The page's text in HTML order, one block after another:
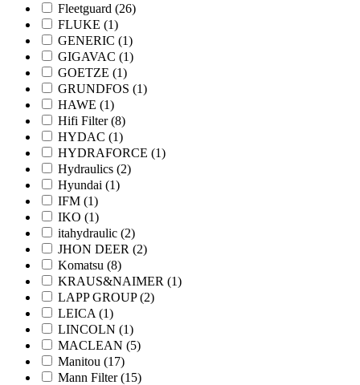
Fleetguard (26)
FLUKE (1)
GENERIC (1)
GIGAVAC (1)
GOETZE (1)
GRUNDFOS (1)
HAWE (1)
Hifi Filter(8)
HYDAC (1)
HYDRAFORCE (1)
Hydraulics (2)
Hyundai (1)
IFM (1)
IKO (1)
itahydraulic (2)
JHON DEER (2)
Komatsu (8)
KRAUS&NAIMER (1)
LAPP GROUP(2)
LEICA (1)
LINCOLN (1)
MACLEAN (5)
Manitou (17)
Mann Filter(15)